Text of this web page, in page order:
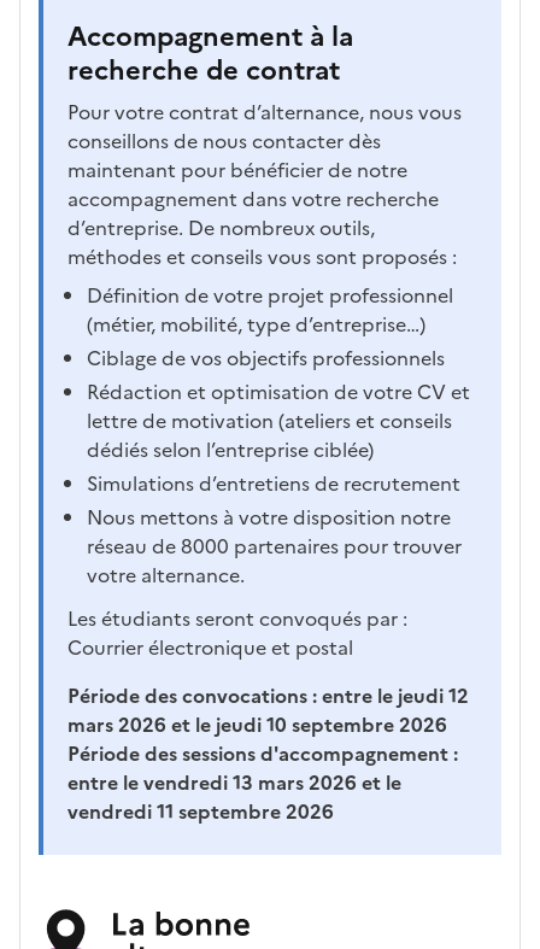
Accompagnement à la
recherche de contrat
Pour votre contrat d’alternance, nous vous
conseillons de nous contacter dès
maintenant pour bénéficier de notre
accompagnement dans votre recherche
d’entreprise. De nombreux outils,
méthodes et conseils vous sont proposés :
Définition de votre projet professionnel
(métier, mobilité, type d’entreprise…)
Ciblage de vos objectifs professionnels
Rédaction et optimisation de votre CV et
lettre de motivation (ateliers et conseils
dédiés selon l’entreprise ciblée)
Simulations d’entretiens de recrutement
Nous mettons à votre disposition notre
réseau de 8000 partenaires pour trouver
votre alternance.
Les étudiants seront convoqués par :
Courrier électronique et postal
Période des convocations :entre le jeudi 12
mars 2026 et le jeudi 10 septembre 2026
Période des sessions d'accompagnement :
entre le vendredi 13 mars 2026 et le
vendredi 11 septembre 2026